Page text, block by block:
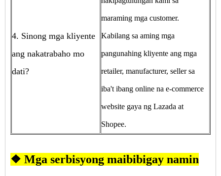
4. Sinong mga kliyente
ang nakatrabaho mo
dati?
maraming mga customer.
Kabilang sa aming mga
pangunahing kliyente ang mga
retailer, manufacturer, seller sa
iba't ibang online na e-commerce
website gaya ng Lazada at
Shopee.
❖ Mga serbisyong maibibigay namin